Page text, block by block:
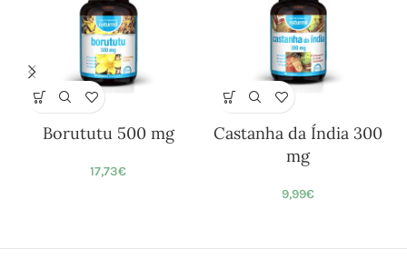
Borututu 500 mg
17,73€
Castanha da Índia 300
mg
9,99€